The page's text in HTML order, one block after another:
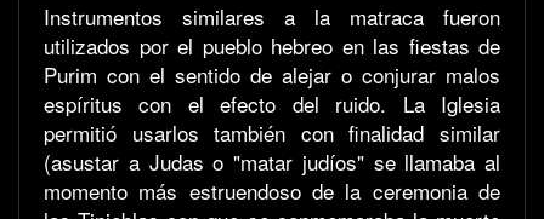
Instrumentos similares a la matraca fueron
utilizados por el pueblo hebreo en las fiestas de
Purim con el sentido de alejar o conjurar malos
espíritus con el efecto del ruido. La Iglesia
permitió usarlos también con finalidad similar
(asustar a Judas o "matar judíos" se llamaba al
momento más estruendoso de la ceremonia de